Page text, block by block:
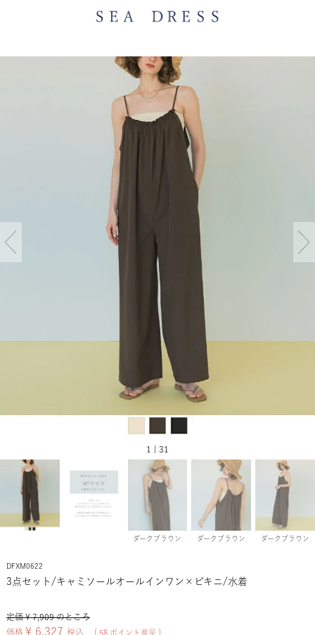
1 | 31
ダークブラウン ダークブラウン ダークブラウン
DFXM0622
3点セット/キャミソールオールインワン×ビキニ/水着
定価 ¥ 7,909 のところ
価格 ¥ 6,327 税込 58 ポイント進呈 ]